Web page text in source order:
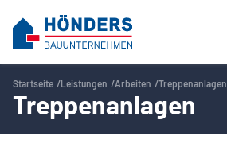
Startseite Leistungen Arbeiten Treppenanlagen
Treppenanlagen